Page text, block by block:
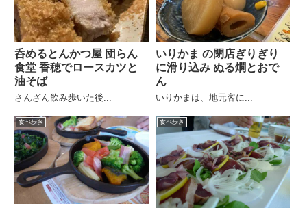
呑めるとんかつ屋 団らん
食堂 香穂でロースカツと
油そば
さんざん飲み歩いた後...
いりかま の閉店ぎりぎり
に滑り込み ぬる燗とおで
ん
いりかまは、地元客に...
食べ歩き 食べ歩き